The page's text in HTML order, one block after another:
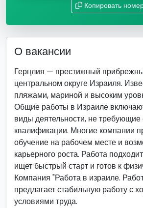
Копировать
О вакансии
Герцлия — престижный
центральном округе Израиля.
пляжами, мариной и высоким
Общие работы в Израиле
виды деятельности, не требующие
квалификации. Многие компании
обучение на рабочем месте и
карьерного роста. Работа
ищет быстрый старт и готов к
Компания "Работа в израиле.
предлагает стабильную работу с
условиями труда.